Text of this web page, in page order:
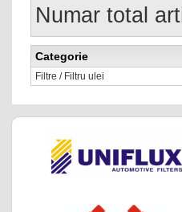
Numar total
Categorie
Filtre / Filtru ulei